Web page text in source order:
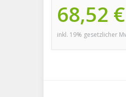
68,52 €
inkl. 19% gesetzlicher